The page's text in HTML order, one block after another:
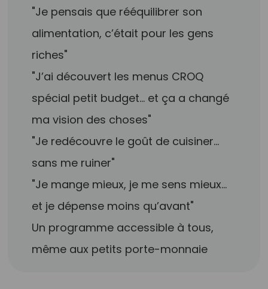
"Je pensais que rééquilibrer son
alimentation, c’était pour les gens
riches"
"J’ai découvert les menus CROQ
spécial petit budget… et ça a changé
ma vision des choses"
"Je redécouvre le goût de cuisiner…
sans me ruiner"
"Je mange mieux, je me sens mieux…
et je dépense moins qu’avant"
Un programme accessible à tous,
même aux petits porte-monnaie